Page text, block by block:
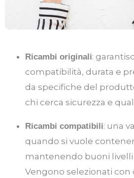
Ricambi originali:
compatibilità, durata e
da specifiche del
chi cerca sicurezza e
Ricambi compatibili: una
quando si vuole
mantenendo buoni livelli
Vengono selezionati con